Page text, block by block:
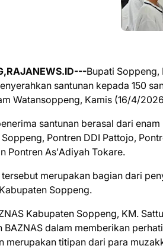
Bupati Soppeng,
santunan kepada 150
Watansoppeng, Kamis (16/4/
santunan berasal dari
Pontren DDI Pattojo,
Pontren As'Adiyah Tokare.
tersebut merupakan bagian dari
Soppeng.
Kabupaten Soppeng, KM.
BAZNAS dalam memberikan
merupakan titipan dari para